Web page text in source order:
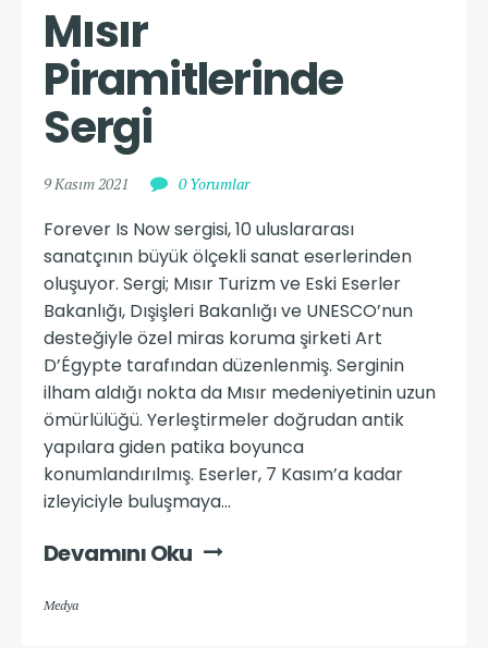
Mısır
Piramitlerinde
Sergi
9 Kasım 2021 0 Yorumlar
Forever Is Now sergisi, 10 uluslararası
sanatçının büyük ölçekli sanat eserlerinden
oluşuyor. Sergi; Mısır Turizm ve Eski Eserler
Bakanlığı, Dışişleri Bakanlığı ve UNESCO’nun
desteğiyle özel miras koruma şirketi Art
D’Égypte tarafından düzenlenmiş. Serginin
ilham aldığı nokta da Mısır medeniyetinin uzun
ömürlülüğü. Yerleştirmeler doğrudan antik
yapılara giden patika boyunca
konumlandırılmış. Eserler, 7 Kasım’a kadar
izleyiciyle buluşmaya...
Devamını Oku
Medya